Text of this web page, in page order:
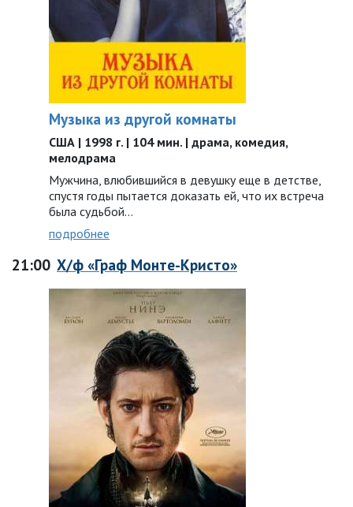
Музыка из другой комнаты
США | 1998 г. | 104 мин. | драма, комедия,
мелодрама
Мужчина, влюбившийся в девушку еще в детстве,
спустя годы пытается доказать ей, что их встреча
была судьбой…
подробнее
21:00 Х/ф «Граф Монте-Кристо»